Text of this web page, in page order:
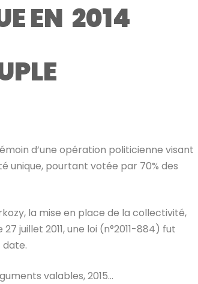
EN 2014
d’une opération politicienne visant
unique, pourtant votée par 70% des
la mise en place de la collectivité,
juillet 2011, une loi (n°2011-884) fut
valables, 2015…